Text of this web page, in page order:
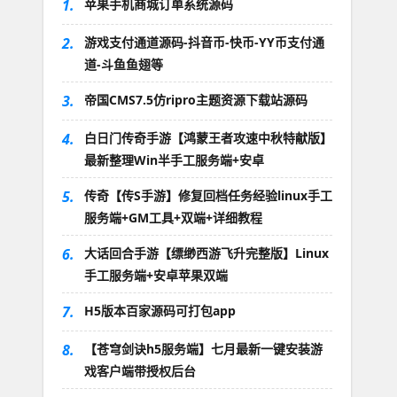
1. 苹果手机商城订单系统源码
2.
游戏支付通道源码-抖音币-快币-YY币支付通
道-斗鱼鱼翅等
3. 帝国CMS7.5仿ripro主题资源下载站源码
4.
白日门传奇手游【鸿蒙王者攻速中秋特献版】
最新整理Win半手工服务端+安卓
5.
传奇【传S手游】修复回档任务经验linux手工
服务端+GM工具+双端+详细教程
6.
大话回合手游【缥缈西游飞升完整版】Linux
手工服务端+安卓苹果双端
7. H5版本百家源码可打包app
8.
【苍穹剑诀h5服务端】七月最新一键安装游
戏客户端带授权后台